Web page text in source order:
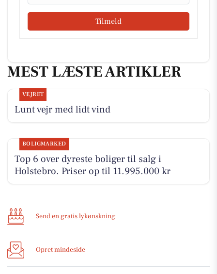
Tilmeld
MEST LÆSTE ARTIKLER
VEJRET
Lunt vejr med lidt vind
BOLIGMARKED
Top 6 over dyreste boliger til salg i
Holstebro. Priser op til 11.995.000 kr
Send en gratis lykønskning
Opret mindeside